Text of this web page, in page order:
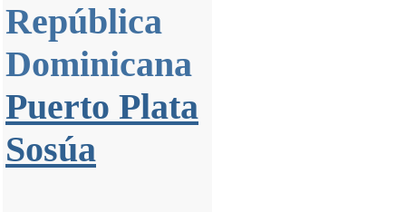
República
Dominicana
Puerto Plata
Sosúa